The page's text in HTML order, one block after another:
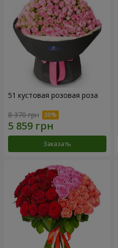
51 кустовая розовая роза
8 370 грн
Заказать